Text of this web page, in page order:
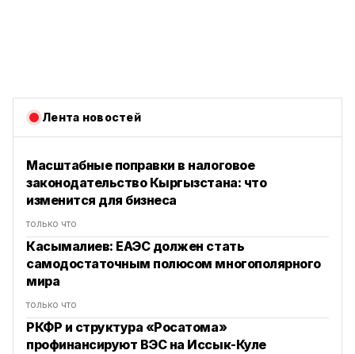
Лента новостей
Масштабные поправки в налоговое
законодательство Кыргызстана: что
изменится для бизнеса
только что
Касымалиев: ЕАЭС должен стать
самодостаточным полюсом многополярного
мира
только что
РКФР и структура «Росатома»
профинансируют ВЭС на Иссык-Куле